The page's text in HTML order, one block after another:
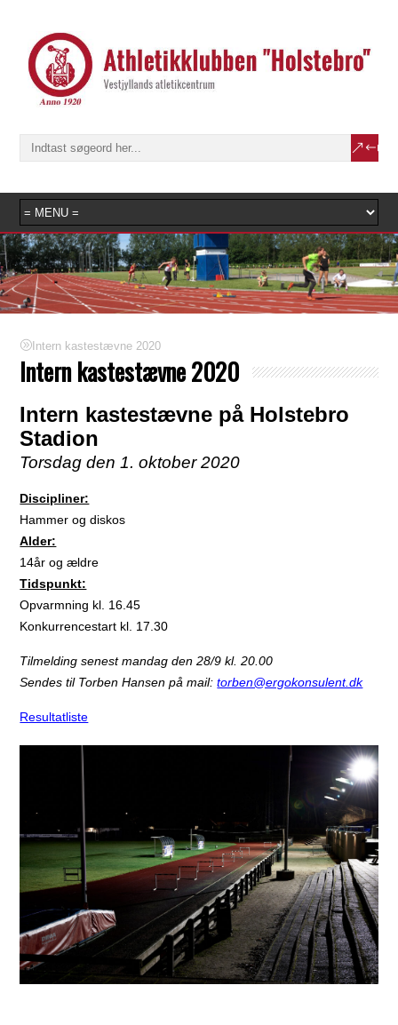
Intern kastestævne 2020
Intern kastestævne 2020
Intern kastestævne på Holstebro
Stadion
Torsdag den 1. oktober 2020
Discipliner:
Hammer og diskos
Alder:
14år og ældre
Tidspunkt:
Opvarmning kl. 16.45
Konkurrencestart kl. 17.30
Tilmelding senest mandag den 28/9 kl. 20.00
Sendes til Torben Hansen på mail:torben@ergokonsulent.dk
Resultatliste